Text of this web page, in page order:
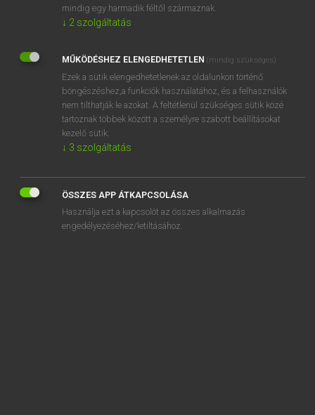
storekeeper
storeroom
SZOTAR.NET APPLIKÁCIÓ
MICROSOFT OFFICE BŐVÍTMÉNY
BEÉPÜLŐ SZÓTÁRMODUL
mindig egy harmadik féltől származnak.
↓ 2 szolgáltatás
MŰKÖDÉSHEZ ELENGEDHETETLEN (mindig szükséges)
Ezek a sütik elengedhetetlenek az oldalunkon történő
böngészéshez,a funkciók használatához, és a felhasználók
nem tilthatják le azokat. A feltétlenül szükséges sütik közé
tartoznak többek között a személyre szabott beállításokat
kezelő sütik.
↓ 3 szolgáltatás
ÖSSZES APP ÁTKAPCSOLÁSA
Használja ezt a kapcsolót az összes alkalmazás
engedélyezéséhez/letiltásához.